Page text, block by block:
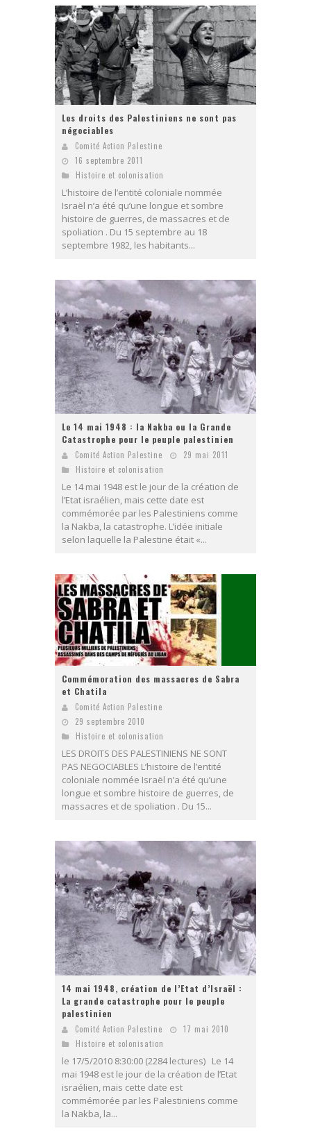
Les droits des Palestiniens ne sont pas
négociables
Comité Action Palestine
16 septembre 2011
Histoire et colonisation
L’histoire de l’entité coloniale nommée
Israël n’a été qu’une longue et sombre
histoire de guerres, de massacres et de
spoliation . Du 15 septembre au 18
septembre 1982, les habitants...
Le 14 mai 1948 : la Nakba ou la Grande
Catastrophe pour le peuple palestinien
Comité Action Palestine
29 mai 2011
Histoire et colonisation
Le 14 mai 1948 est le jour de la création de
l’Etat israélien, mais cette date est
commémorée par les Palestiniens comme
la Nakba, la catastrophe. L’idée initiale
selon laquelle la Palestine était «...
Commémoration des massacres de Sabra
et Chatila
Comité Action Palestine
29 septembre 2010
Histoire et colonisation
LES DROITS DES PALESTINIENS NE SONT
PAS NEGOCIABLES L’histoire de l’entité
coloniale nommée Israël n’a été qu’une
longue et sombre histoire de guerres, de
massacres et de spoliation . Du 15...
14 mai 1948, création de l’Etat d’Israël :
La grande catastrophe pour le peuple
palestinien
Comité Action Palestine
17 mai 2010
Histoire et colonisation
le 17/5/2010 8:30:00 (2284 lectures) Le 14
mai 1948 est le jour de la création de l’Etat
israélien, mais cette date est
commémorée par les Palestiniens comme
la Nakba, la...